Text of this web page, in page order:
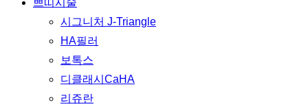
쁘띠시술
시그니처 J-Triangle
HA필러
보톡스
디클래시CaHA
리쥬란